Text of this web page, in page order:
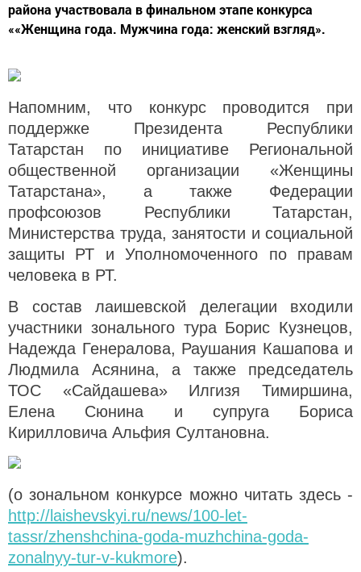
района участвовала в финальном этапе конкурса
««Женщина года. Мужчина года: женский взгляд».
Напомним, что конкурс проводится при
поддержке Президента Республики
Татарстан по инициативе Региональной
общественной организации «Женщины
Татарстана», а также Федерации
профсоюзов Республики Татарстан,
Министерства труда, занятости и социальной
защиты РТ и Уполномоченного по правам
человека в РТ.
В состав лаишевской делегации входили
участники зонального тура Борис Кузнецов,
Надежда Генералова, Раушания Кашапова и
Людмила Асянина, а также председатель
ТОС «Сайдашева» Илгизя Тимиршина,
Елена Сюнина и супруга Бориса
Кирилловича Альфия Султановна.
(о зональном конкурсе можно читать здесь -
http://laishevskyi.ru/news/100-let-
tassr/zhenshchina-goda-muzhchina-goda-
zonalnyy-tur-v-kukmore).